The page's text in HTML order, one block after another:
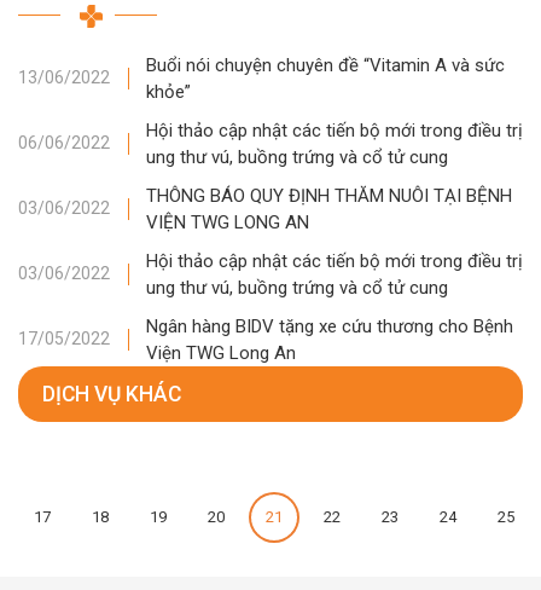
13/06/2022
Buổi nói chuyện chuyên đề “Vitamin A và sức
khỏe”
06/06/2022
Hội thảo cập nhật các tiến bộ mới trong điều trị
ung thư vú, buồng trứng và cổ tử cung
03/06/2022
THÔNG BÁO QUY ĐỊNH THĂM NUÔI TẠI BỆNH
VIỆN TWG LONG AN
03/06/2022
Hội thảo cập nhật các tiến bộ mới trong điều trị
ung thư vú, buồng trứng và cổ tử cung
17/05/2022
Ngân hàng BIDV tặng xe cứu thương cho Bệnh
Viện TWG Long An
DỊCH VỤ KHÁC
17 18 19 20 21 22 23 24 25